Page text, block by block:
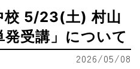
校 5/23(土) 村山
受講」について
2026/05/08